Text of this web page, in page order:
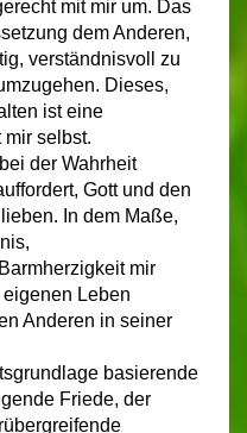
mit mir um. Das
dem Anderen,
verständnisvoll zu
Dieses,
ist eine
selbst.
der Wahrheit
Gott und den
In dem Maße,
mir
Leben
Anderen in seiner
basierende
Friede, der